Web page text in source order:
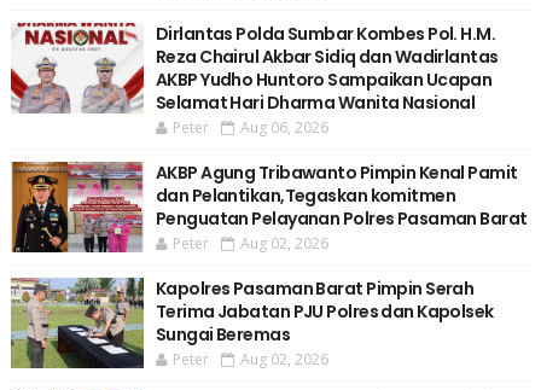
Dirlantas Polda Sumbar Kombes Pol. H.M.
Reza Chairul Akbar Sidiq dan Wadirlantas
AKBP Yudho Huntoro Sampaikan Ucapan
Selamat Hari Dharma Wanita Nasional
Peter Aug 06, 2026
AKBP Agung Tribawanto Pimpin Kenal Pamit
dan Pelantikan,Tegaskan komitmen
Penguatan Pelayanan Polres Pasaman Barat
Peter Aug 02, 2026
Kapolres Pasaman Barat Pimpin Serah
Terima Jabatan PJU Polres dan Kapolsek
Sungai Beremas
Peter Aug 02, 2026